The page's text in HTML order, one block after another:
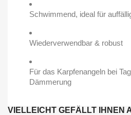
Schwimmend, ideal für
Wiederverwendbar & robust
Für das Karpfenangeln bei
Dämmerung
VIELLEICHT GEFÄLLT IHNEN